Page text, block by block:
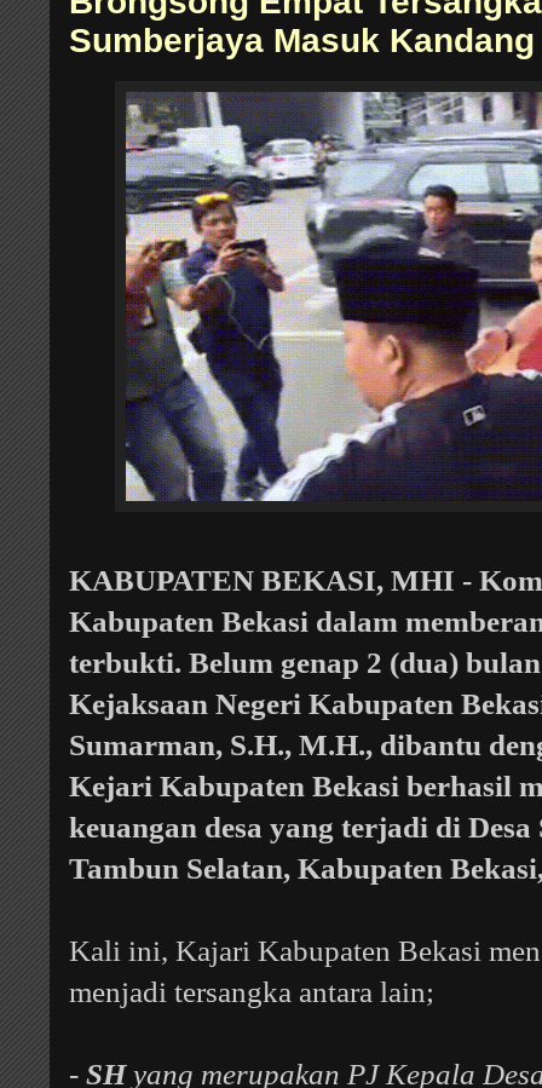
Sumberjaya Masuk
KABUPATEN BEKASI, MHI -
Kabupaten Bekasi dalam
terbukti. Belum genap 2 (dua)
Kejaksaan Negeri Kabupaten
Sumarman, S.H., M.H., dibantu
Kejari Kabupaten Bekasi berhasil
keuangan desa yang terjadi di
Tambun Selatan, Kabupaten
Kali ini, Kajari Kabupaten Bekasi
menjadi tersangka antara lain;
- SHyang merupakan PJ Kepala